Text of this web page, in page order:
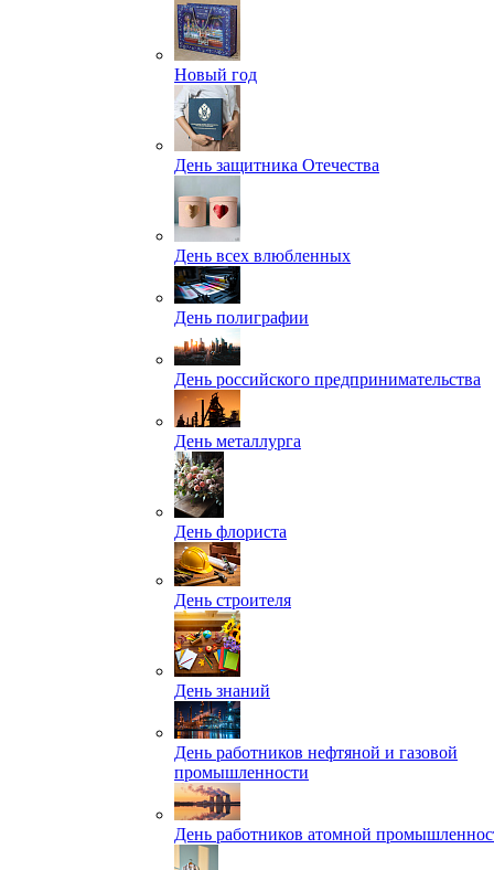
Новый год
День защитника Отечества
День всех влюбленных
День полиграфии
День российского предпринимательства
День металлурга
День флориста
День строителя
День знаний
День работников нефтяной и газовой
промышленности
День работников атомной